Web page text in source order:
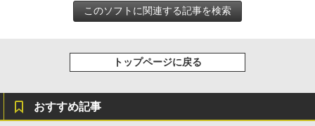
FM TOWNS ハイパー・カタログ: 本体ハ
￥1,600
テリー、広告無し、ブラック (2025年発
売)
11インチカラーディスプレイ、64GBスト
整、色調調節ライト、プレミアムペン付
トップページに戻る
おすすめ記事